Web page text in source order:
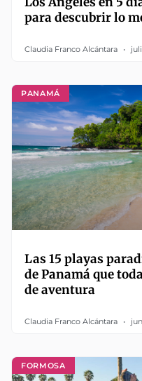
para descubrir lo
Claudia Franco Alcántara
PANAMÁ
Las 15 playas
de Panamá que
de aventura
Claudia Franco Alcántara
FORMOSA